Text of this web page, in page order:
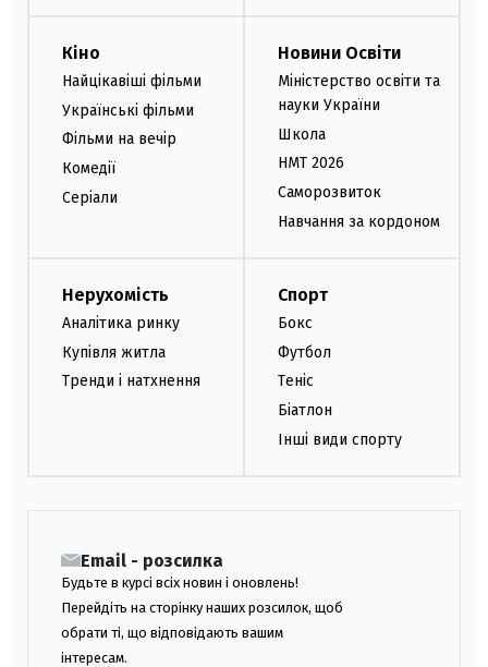
Кіно
Найцікавіші фільми
Українські фільми
Фільми на вечір
Комедії
Серіали
Новини Освіти
Міністерство освіти та
науки України
Школа
НМТ 2026
Саморозвиток
Навчання за кордоном
Нерухомість
Аналітика ринку
Купівля житла
Тренди і натхнення
Спорт
Бокс
Футбол
Теніс
Біатлон
Інші види спорту
Email - розсилка
Будьте в курсі всіх новин і оновлень!
Перейдіть на сторінку наших розсилок, щоб
обрати ті, що відповідають вашим
інтересам.